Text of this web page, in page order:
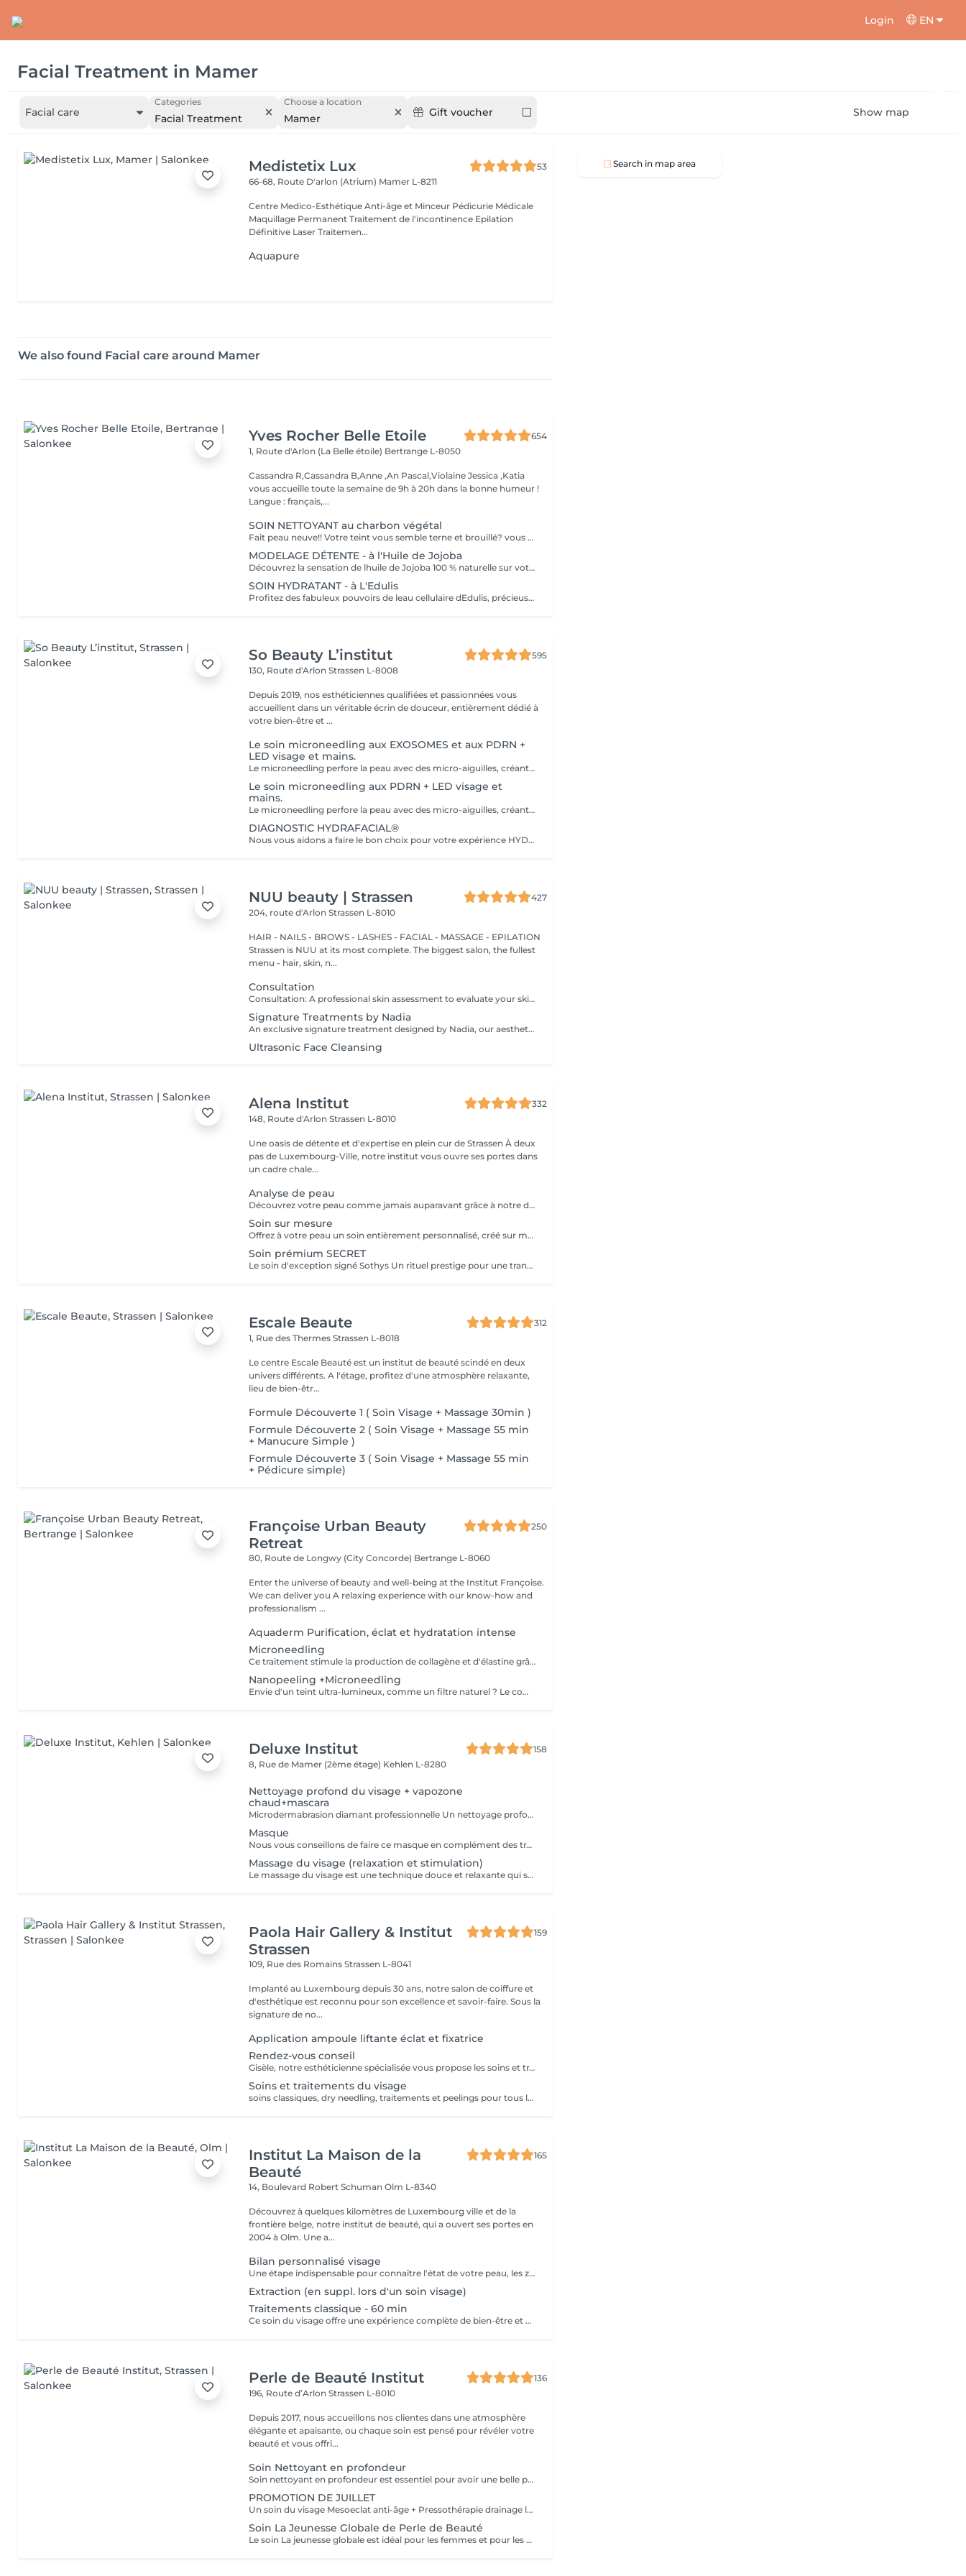
Login EN
Facial Treatment in Mamer
Facial care
Categories
Facial Treatment
Choose a location
Mamer Gift voucher Show map
Medistetix Lux
53
66-68, Route D'arlon (Atrium) Mamer L-8211
Centre Medico-Esthétique Anti-âge et Minceur Pédicurie Médicale
Maquillage Permanent Traitement de l'incontinence Epilation
Définitive Laser Traitemen...
Aquapure
We also found Facial care around Mamer
Yves Rocher Belle Etoile
654
1, Route d'Arlon (La Belle étoile) Bertrange L-8050
Cassandra R,Cassandra B,Anne ,An Pascal,Violaine Jessica ,Katia
vous accueille toute la semaine de 9h à 20h dans la bonne humeur !
Langue : français,...
SOIN NETTOYANT au charbon végétal
Fait peau neuve!! Votre teint vous semble terne et brouillé? vous ressentez le besoin de nettoyer votre peau ?.Ce soin nettoyant s'adresse à vous. Il permettra de traiter votre peau sans la décaper. Purifié et detoxifiie votre visage retrouve un teint unifié, frais et lumineux. Une vraie bouffée d'oxygène pour votre peau !! Idéal pour les peaux mixtes à Grasses
MODELAGE DÉTENTE - à l'Huile de Jojoba
Découvrez la sensation de lhuile de Jojoba 100 % naturelle sur votre peau. Nourrie, votre peau retrouve tout son confort. Libéré de ses tensions grâce aux mains habiles de notre esthéticienne, votre visage est détendu. Bénéfices : Nourrie, votre peau retrouve tout son confort.
SOIN HYDRATANT - à L'Edulis
Profitez des fabuleux pouvoirs de leau cellulaire dEdulis, précieuse source dhydratation continue. Après la brumisation du Sérum concentré en eau cellulaire, le Masque Crème ressourçant se transforme en une texture soyeuse qui fond sur votre peau sous le délicat modelage de notre esthéticienne. Bénéfices : Gorgée deau, votre peau retrouve douceur, souplesse et éclat. Retrouvez le confort dune peau hydratée en continu.
So Beauty L’institut
595
130, Route d'ArlonStrassen L-8008
Depuis 2019, nos esthéticiennes qualifiées et passionnées vous
accueillent dans un véritable écrin de douceur, entièrement dédié à
votre bien-être et ...
Le soin microneedling aux EXOSOMES et aux PDRN +
LED visage et mains.
Le microneedling perfore la peau avec des micro-aiguilles, créant des micro-canaux qui permettent à un sérum actif (PDRN ou exosomes) de pénétrer en profondeur dans le derme. C'est ce qu'on appelle un soin « biostimulateur » : on ne remplit pas, on stimule la peau pour qu'elle se régénère elle-même. L'association des exosomes et du PDRN (Polydésoxyribonucléotide) est une révolution anti-âge. Il représente le protocole de régénération cutanée le plus avancé en médecine esthétique. Cette synergie permet de stimuler le renouvellement cellulaire de façon accélérée, d'atténuer les cicatrices et de lifter le teint sans chirurgie. C'est une synergie régénératrice puissante, ces deux actifs maximisent la réparation tissulaire et l'éclat du teint. Idéale pour les peaux: matures , avec des dommages solaires importants, des cicatrices, une perte de fermeté. Soin plus puissant que le PDRN . Pour optimiser les effets du soin, nous appliquerons la lumière LED sur le visage. Profitez, également, d'un traitement anti-âge à la lumière Led pour les mains.
Le soin microneedling aux PDRN + LED visage et
mains.
Le microneedling perfore la peau avec des micro-aiguilles, créant des micro-canaux qui permettent à un sérum actif (PDRN ou exosomes) de pénétrer en profondeur dans le derme. C'est ce qu'on appelle un soin « biostimulateur » : on ne remplit pas, on stimule la peau pour qu'elle se régénère elle-même. Tandis que le sérum PDRN pénètre profondément pour stimuler la réparation cellulaire, accélérer la cicatrisation et booster la production de collagène. Pour optimiser les effets du soin, nous appliquerons la lumière LED sur le visage. Profitez, également, d'un traitement anti-âge à la lumière Led pour les mains.
DIAGNOSTIC HYDRAFACIAL®
Nous vous aidons a faire le bon choix pour votre expérience HYDRAFACIAL®
NUU beauty | Strassen
427
204, route d'ArlonStrassen L-8010
HAIR - NAILS - BROWS - LASHES - FACIAL - MASSAGE - EPILATION
Strassen is NUU at its most complete. The biggest salon, the fullest
menu - hair, skin, n...
Consultation
Consultation: A professional skin assessment to evaluate your skin condition, discuss your concerns, and recommend the most suitable treatments and home care routine. Consultation&First Procedure: A professional skin assessment to evaluate your skin condition, discuss your concerns, and recommend the most suitable treatments and home care routine. Followed by a customised treatment designed to address your skin's immediate needs. The price will depend on the type of procedure.
Signature Treatments by Nadia
An exclusive signature treatment designed by Nadia, our aesthetician, for the delicate eye and neck area. It delivers intensive hydration and improves skin elasticity, helping to restore firmness, smoothness, and a visibly refreshed appearance. The treatment helps reduce the appearance of fine lines, provides a gentle brightening effect around the eyes, and creates a natural lifting result for a more rested and youthful look. Another combination is eye- and neck-intensive hydration with a full facial treatment. This combination is ideal for clients seeking full-face care and an instantly refreshed, healthy look.
Ultrasonic Face Cleansing
Alena Institut
332
148, Route d'ArlonStrassen L-8010
Une oasis de détente et d'expertise en plein cur de Strassen À deux
pas de Luxembourg-Ville, notre institut vous ouvre ses portes dans
un cadre chale...
Analyse de peau
Découvrez votre peau comme jamais auparavant grâce à notre diagnostic cutané avancé. À l'aide d'un analyseur professionnel et de l'oeil expert de votre esthéticienne, nous évaluons différents paramètres essentiels tels que l'hydratation, le sébum, la profondeur des rides , l'état de votre barrière cutané et beaucoup d'autre mesures afin d'obtenir une vision précise de l'état de votre peau. Cette analyse nous permet de cibler vos besoins réels et de vous orienter vers les soins et les produits les plus adaptés pour optimiser vos résultats. Un véritable point de départ pour construire une routine beauté efficace et personnalisée. Diagnostic offert lorsqu'il est réalisé dans le cadre d'un soin ou à l'achat de produits.
Soin sur mesure
Offrez à votre peau un soin entièrement personnalisé, créé sur mesure par votre experte Sothys selon ses besoins du moment. Grâce à un analyseur professionnel et à l'il expert de votre esthéticienne, nous évaluons différents paramètres essentiels : hydratation, sébum, profondeur des rides, état de la barrière cutanée et bien d'autres mesures. Ce diagnostic précis permet d'identifier les besoins réels de votre peau et d'adapter chaque étape du soin : nettoyage profond, exfoliation ciblée, modelage expert, masque haute performance et sélection d'actifs Sothys selon votre objectif hydratation, éclat, apaisement, anti-âge ou pureté. Un seul soin, des milliers de possibilités, pour rééquilibrer votre peau et révéler un teint plus lumineux, plus lisse et plus uniforme dès la première séance. Un véritable point de départ pour construire une routine beauté efficace, avec des soins et des produits parfaitement adaptés à votre peau.
Soin prémium SECRET
Le soin d'exception signé Sothys Un rituel prestige pour une transformation visible de la peau et une expérience sensorielle incomparable. Ce soin d'exception combine des manoeuvres expertes Sothys, des textures nobles, un double modelage visage sur-mesure et un masque haute performance pour lisser, repulper et illuminer intensément la peau. Grâce à une séquence unique de gestes précis et enveloppants, le Rituel Secret offre un moment de lâcher-prise total et des résultats visibles dès la première séance : peau éclatante, lissée, revitalisée et profondément nourrie. Un soin rare, élégant, pensé pour les clientes exigeantes qui recherchent : - une expérience prémium, - des résultats anti-âge visibles rapidement, - un moment d'exception, hors du temps, réservé aux instituts experts Sothys.
Escale Beaute
312
1, Rue des ThermesStrassen L-8018
Le centre Escale Beauté est un institut de beauté scindé en deux
univers différents. A l'étage, profitez d'une atmosphère relaxante,
lieu de bien-êtr...
Formule Découverte 1 ( Soin Visage + Massage 30min )
Formule Découverte 2 ( Soin Visage + Massage 55 min
+ Manucure Simple )
Formule Découverte 3 ( Soin Visage + Massage 55 min
+ Pédicure simple)
Françoise Urban Beauty
Retreat
250
80, Route de Longwy (City Concorde) Bertrange L-8060
Enter the universe of beauty and well-being at the Institut Françoise.
We can deliver you A relaxing experience with our know-how and
professionalism ...
Aquaderm Purification, éclat et hydratation intense
Microneedling
Ce traitement stimule la production de collagène et d'élastine grâce à de fines aiguilles, améliorant ainsi le teint, la fermeté et l'éclat de la peau. Son efficacité est décuplée lorsqu'il est associé à des substances régénératrices comme le PDRN , Les Cyto-Pep les Exosomes , qui favorisent la réparation tissulaire, l'hydratation et le renforcement de la peau. Même les jeunes de 20 à 30 ans peuvent bénéficier de ces traitements préventifs, appelés préjuvénition , pour conserver une peau ferme et élastique au fil du temps.
Nanopeeling +Microneedling
Envie d'un teint ultra-lumineux, comme un filtre naturel ? Le combo nanopeeling + microneedling est la solution ! Ensemble, ils exfolient en douceur, boostent le collagène et révèlent une peau zéro défaut, ultra-éclatante. Découvrez une peau ultra-lisse, hydratée et prête à capter la lumière .Parce qu'une peau bien préparée, c'est la clé pour un glow irrésistible même sans filtre !
Deluxe Institut
158
8, Rue de Mamer (2ème étage) Kehlen L-8280
Nettoyage profond du visage + vapozone
chaud+mascara
Microdermabrasion diamant professionnelle Un nettoyage profond du visage grâce qui exfolient délicatement la couche superficielle de la peau, éliminant ainsi les cellules mortes et les impuretés. Ce processus est suivi d'une aspiration des particules exfoliées, garantissant une peau plus nette et plus éclatante. Pulvérisation de nano-chaleur : L'air chaud aide à ouvrir les pores, facilitant ainsi l'élimination des impuretés et optimisant l'absorption des soins appliqués par la suite. Recommandation : Nous conseillons d'appliquer un masque hydratant après ce traitement pour apaiser et nourrir la peau en profondeur. Idéal pour les adolescents souffrant d'acné, ce soin contribue à purifier la peau et à réduire les imperfections.
Masque
Nous vous conseillons de faire ce masque en complément des traitements visage.
Massage du visage (relaxation et stimulation)
Le massage du visage est une technique douce et relaxante qui stimule la circulation sanguine, détend les muscles et améliore l'éclat de la peau.
Paola Hair Gallery & Institut
Strassen
159
109, Rue des RomainsStrassen L-8041
Implanté au Luxembourg depuis 30 ans, notre salon de coiffure et
d'esthétique est reconnu pour son excellence et savoir-faire. Sous la
signature de no...
Application ampoule liftante éclat et fixatrice
Rendez-vous conseil
Gisèle, notre esthéticienne spécialisée vous propose les soins et traitements visage et corps. Sa grande expérience vous garantie des conseils de qualité pour choisir les soins adaptés à vos besoins. Pris en charge personnalisée. Confort et bien être assuré.
Soins et traitements du visage
soins classiques, dry needling, traitements et peelings pour tous les problèmes de peau
Institut La Maison de la
Beauté
165
14, Boulevard Robert SchumanOlm L-8340
Découvrez à quelques kilomètres de Luxembourg ville et de la
frontière belge, notre institut de beauté, qui a ouvert ses portes en
2004 à Olm. Une a...
Bilan personnalisé visage
Une étape indispensable pour connaître l'état de votre peau, les zones à traiter et les habitudes de vie afin de proposer le soin le plus adapté ainsi qu'une bonne routine à domicile.
Extraction (en suppl. lors d'un soin visage)
Traitements classique - 60 min
Ce soin du visage offre une expérience complète de bien-être et de traitement de la peau, incluant un nettoyage en profondeur, une exfoliation douce, un massage relaxant de 20 minutes, ainsi qu'un masque thérapeutique soigneusement sélectionné en fonction des besoins spécifiques de votre peau. Nous vous proposons de choisir parmi nos marques de renom telles que Guinot, PCA Skin, Gémology et Thalgo, afin de personnaliser le soin.
Perle de Beauté Institut
136
196, Route d’ArlonStrassen L-8010
Depuis 2017, nous accueillons nos clientes dans une atmosphère
élégante et apaisante, ou chaque soin est pensé pour révéler votre
beauté et vous offri...
Soin Nettoyant en profondeur
Soin nettoyant en profondeur est essentiel pour avoir une belle peau. Effets: - Améliore la capacité de balance et de régulation de la peau (hydratatiin, sebum) - Augmente l'oxygénation de la peau et les échanges cellulaire - Entretien la régénération cellulaire - Sensation de fraicheur RESULTAT: La peau est frache, nette et éclatant
PROMOTION DE JUILLET
Un soin du visage Mesoeclat anti-âge + Pressothérapie drainage lymphatique corps
Soin La Jeunesse Globale de Perle de Beauté
Le soin La jeunesse globale est idéal pour les femmes et pour les hommes. Il s'agit de notre soin le plus populaire et le plus complet. Lès étapes de ce soin: 1) La consultation diagnostic 2) Le massage du dos 3) La préparation de la peau avec un massage drainage lymphatique. 4) Le nettoyage du visage par ultrason 5) La Radiofréquence régénérante 6) Le Massage faciale anti âge sculptural face lifting 7) Le masque adapté à votre type de peau, à l'état de la peau. Pendant la pose de masque un massage crânien pour stimuler la pousse des cheveux. 8) Application de la crème de jour.
Search in map area